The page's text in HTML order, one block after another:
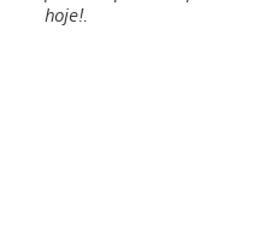
hoje!.